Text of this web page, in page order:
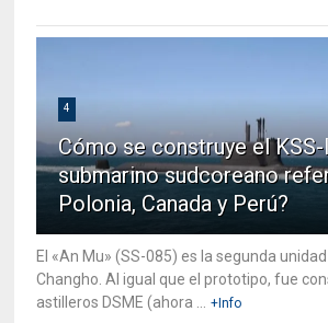
4
Cómo se construye el
submarino sudcoreano
Polonia, Canada y Perú?
El «An Mu» (SS-085) es la segunda
Changho. Al igual que el prototipo, fue
astilleros DSME (ahora ...
+Info